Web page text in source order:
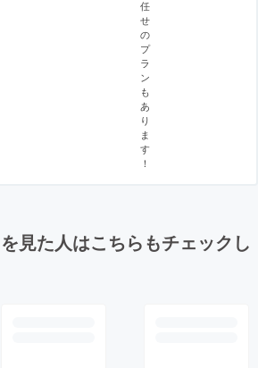
任
せ
の
プ
ラ
ン
も
あ
り
ま
す
！
見た人はこちらもチェックし